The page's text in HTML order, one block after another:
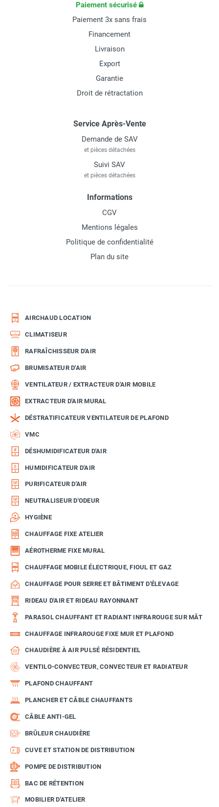
Paiement sécurisé
Paiement 3x sans frais
Financement
Livraison
Export
Garantie
Droit de rétractation
Service Après-Vente
Demande de SAV
et pièces détachées
Suivi SAV
et pièces détachées
Informations
CGV
Mentions légales
Politique de confidentialité
Plan du site
AIRCHAUD LOCATION
CLIMATISEUR
RAFRAÎCHISSEUR D'AIR
BRUMISATEUR D'AIR
VENTILATEUR / EXTRACTEUR D'AIR MOBILE
EXTRACTEUR D'AIR MURAL
DÉSTRATIFICATEUR VENTILATEUR DE PLAFOND
VMC
DÉSHUMIDIFICATEUR D'AIR
HUMIDIFICATEUR D'AIR
PURIFICATEUR D'AIR
NEUTRALISEUR D'ODEUR
HYGIÈNE
CHAUFFAGE FIXE ATELIER
AÉROTHERME FIXE MURAL
CHAUFFAGE MOBILE ÉLECTRIQUE, FIOUL ET GAZ
CHAUFFAGE POUR SERRE ET BÂTIMENT D'ÉLEVAGE
RIDEAU D'AIR ET RIDEAU RAYONNANT
PARASOL CHAUFFANT ET RADIANT INFRAROUGE SUR MÂT
CHAUFFAGE INFRAROUGE FIXE MUR ET PLAFOND
CHAUDIÈRE À AIR PULSÉ RÉSIDENTIEL
VENTILO-CONVECTEUR, CONVECTEUR ET RADIATEUR
PLAFOND CHAUFFANT
PLANCHER ET CÂBLE CHAUFFANTS
CÂBLE ANTI-GEL
BRÛLEUR CHAUDIÈRE
CUVE ET STATION DE DISTRIBUTION
POMPE DE DISTRIBUTION
BAC DE RÉTENTION
MOBILIER D'ATELIER